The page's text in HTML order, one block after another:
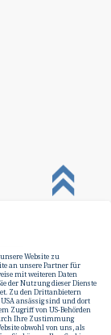
Website zu
an unsere Partner für
mit weiteren Daten
der Nutzung dieser Dienste
Zu den Drittanbietern
USA ansässig sind und dort
Zugriff von US-Behörden
Ihre Zustimmung
obwohl von uns, als